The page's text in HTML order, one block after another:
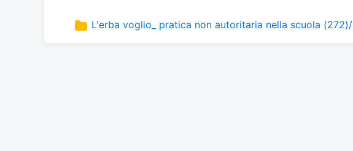
L'erba voglio_ pratica non autoritaria nella scuola (272)/